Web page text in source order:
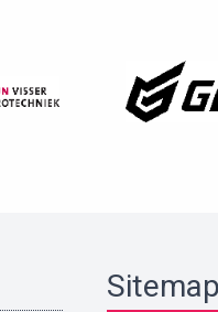
Sitemap